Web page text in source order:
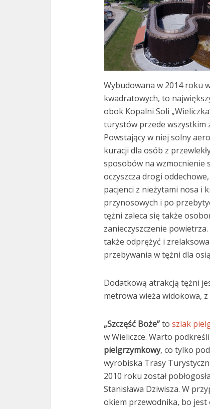
Wybudowana w 2014 roku
kwadratowych, to
obok Kopalni Soli
turystów przede wszystkim
Powstający w niej solny
kuracji dla osób z
sposobów na wzmocnienie
oczyszcza drogi
pacjenci z nieżytami nosa i
przynosowych i po
tężni zaleca się także
zanieczyszczenie
także odprężyć i
przebywania w tężni dla
Dodatkową atrakcją tężni
metrowa wieża widokowa,
„Szczęść Boże”to szlak
w Wieliczce. Warto
pielgrzymkowy, co tylko
wyrobiska Trasy
2010 roku został
Stanisława Dziwisza. W
okiem przewodnika, bo